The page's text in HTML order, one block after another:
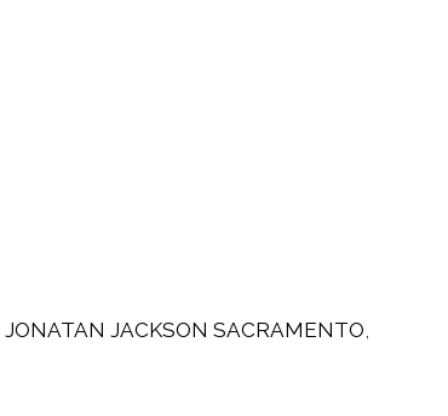
JONATAN JACKSON SACRAMENTO,